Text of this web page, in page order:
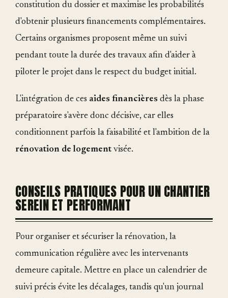
constitution du dossier et maximise les probabilités
d'obtenir plusieurs financements complémentaires.
Certains organismes proposent même un suivi
pendant toute la durée des travaux afin d'aider à
piloter le projet dans le respect du budget initial.
L'intégration de ces aides financières dès la phase
préparatoire s'avère donc décisive, car elles
conditionnent parfois la faisabilité et l'ambition de la
rénovation de logement visée.
CONSEILS PRATIQUES POUR UN CHANTIER
SEREIN ET PERFORMANT
Pour organiser et sécuriser la rénovation, la
communication régulière avec les intervenants
demeure capitale. Mettre en place un calendrier de
suivi précis évite les décalages, tandis qu'un journal